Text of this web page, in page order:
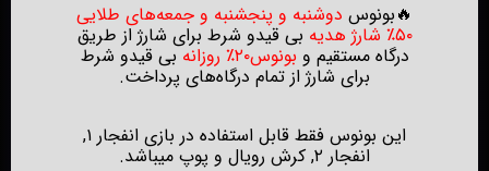
🔥بونوس دوشنبه و پنجشنبه‌ و جمعه‌های طلایی
۵۰٪ شارژ هدیه بی‌ قیدو شرط برای شارژ از طریق
درگاه مستقیم و بونوس۲۰٪ روزانه بی‌ قیدو شرط
برای شارژ از تمام درگاه‌های پرداخت.
این بونوس فقط قابل استفاده در بازی انفجار ۱,
انفجار ۲, کرش رویال و پوپ میباشد.